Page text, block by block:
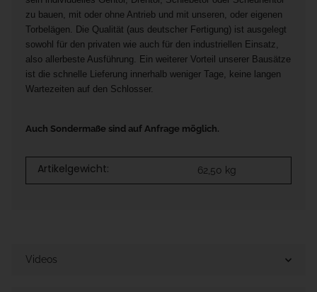
zu bauen, mit oder ohne Antrieb und mit unseren, oder eigenen
Torbelägen. Die Qualität (aus deutscher Fertigung) ist ausgelegt
sowohl für den privaten wie auch für den industriellen Einsatz,
also allerbeste Ausführung. Ein weiterer Vorteil unserer Bausätze
ist die schnelle Lieferung innerhalb weniger Tage, keine langen
Wartezeiten auf den Schlosser.
Auch Sondermaße sind auf Anfrage möglich.
Artikelgewicht: 62,50 kg
Videos